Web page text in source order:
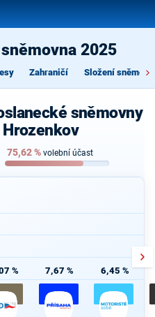
2025
Zahraničí Složení
sněmovny
75,62% volební účast
% 7,67 % 6,45 %